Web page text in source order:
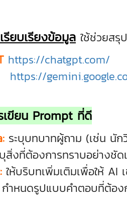
รียบเรียงข้อมูล ใช้ช่วยสรุ
https://chatgpt.com/
https://
เขียน Prompt ที่ดี
ระบุบทบาทผู้ถาม (เช่น นัก
สิ่งที่ต้องการทราบอย่างชัด
ให้บริบทเพิ่มเติมเพื่อให้ AI เ
กำหนดรูปแบบคำตอบที่ต้อง